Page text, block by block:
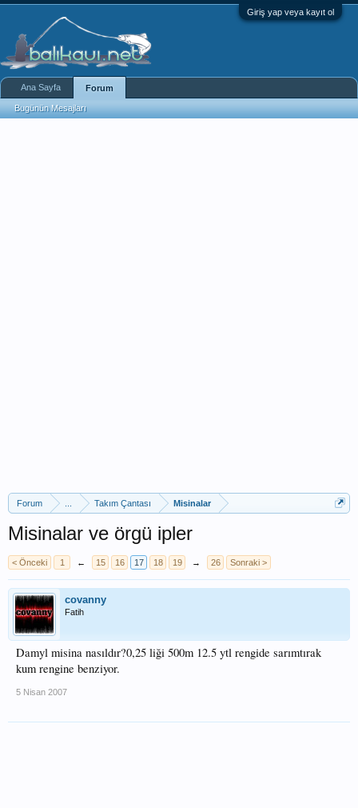
Giriş yap veya kayıt ol
Forum Takım Çantası Misinalar
Misinalar ve örgü ipler
< Önceki 1 ← 15 16 17 18 19 → 26 Sonraki >
covanny
Fatih
Damyl misina nasıldır?0,25 liği 500m 12.5 ytl rengide sarımtırak
kum rengine benziyor.
5 Nisan 2007
Ana Sayfa Forum
Bugünün Mesajları